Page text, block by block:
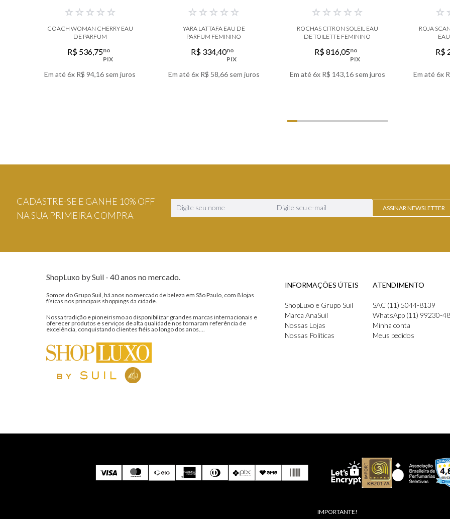
☆ ☆ ☆ ☆ ☆
COACH WOMAN CHERRY EAU
DE PARFUM
R$ 536,75no
PIX
Em até6x R$ 94,16 sem juros
☆ ☆ ☆ ☆ ☆
YARA LATTAFA EAU DE
PARFUM FEMININO
R$ 334,40no
PIX
Em até6x R$ 58,66sem juros
☆ ☆ ☆ ☆ ☆
ROCHAS CITRON SOLEIL EAU
DE TOILETTE FEMININO
R$816,05no
PIX
Em até6x R$ 143,16sem juros
☆
ROJA
R$
Em até6x
CADASTRE-SE E GANHE 10% OFF
NA SUA PRIMEIRA COMPRA
ASSINAR NEWSLETTER
ShopLuxo by Suil - 40 anos no mercado.
Somos do Grupo Suil, há anos no mercado de beleza em São Paulo, com 8 lojas
físicas nos principais shoppings da cidade.
Nossa tradição e pioneirismo ao disponibilizar grandes marcas internacionais e
oferecer produtos e serviços de alta qualidade nos tornaram referência de
excelência, conquistando clientes fiéis ao longo dos anos....
INFORMAÇÕES ÚTEIS
ShopLuxo e Grupo Suil
Marca AnaSuil
Nossas Lojas
Nossas Políticas
ATENDIMENTO
SAC (11) 5044-8139
WhatsApp (11) 99230-
Minha conta
Meus pedidos
IMPORTANTE!